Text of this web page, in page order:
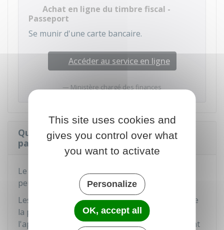
Achat en ligne du timbre fiscal -
Passeport
Se munir d'une carte bancaire.
Accéder au service en ligne
Ministère chargé des finances
Quel est le délai de fabrication du
passeport ?
Le passeport n'est pas fabriqué sur place. Il ne
peut donc pas être délivré immédiatement.
Les délais de fabrication dépendent du lieu et de
la période de la demande. Par exemple, à
l'approche des vacances d'été, les délais peuvent
This site uses cookies and
gives you control over what
you want to activate
Personalize
OK, accept all